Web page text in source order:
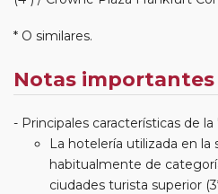
* O similares.
Notas importantes
Principales características de la '
La hotelería utilizada en la
habitualmente de
ciudades turista superior